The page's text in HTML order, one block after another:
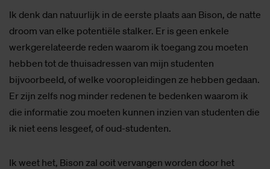
Ik denk dan natuurlijk in de eerste plaats aan Bison, de natte
droom van elke potentiële stalker. Er is geen enkele
werkgerelateerde reden waarom ik toegang zou moeten
hebben tot de thuisadressen van mijn studenten
bijvoorbeeld, of welke vooropleidingen ze hebben gedaan.
Er zijn zelfs nog minder redenen te bedenken waarom ik
die informatie zou moeten kunnen inzien van studenten die
ik niet eens lesgeef, of oud-studenten.
Ik weet het, Bison zal ooit vervangen worden door het